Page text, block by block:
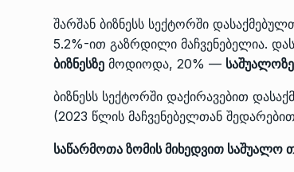
შარშან ბიზნესს სექტორში
5.2%-ით გაზრდილი მაჩვენებელია.
ბიზნესზე მოდიოდა, 20% — საშუალოზე
ბიზნესს სექტორში დაქირავებით
(2023 წლის მაჩვენებელთან
საწარმოთა ზომის მიხედვით საშუალო